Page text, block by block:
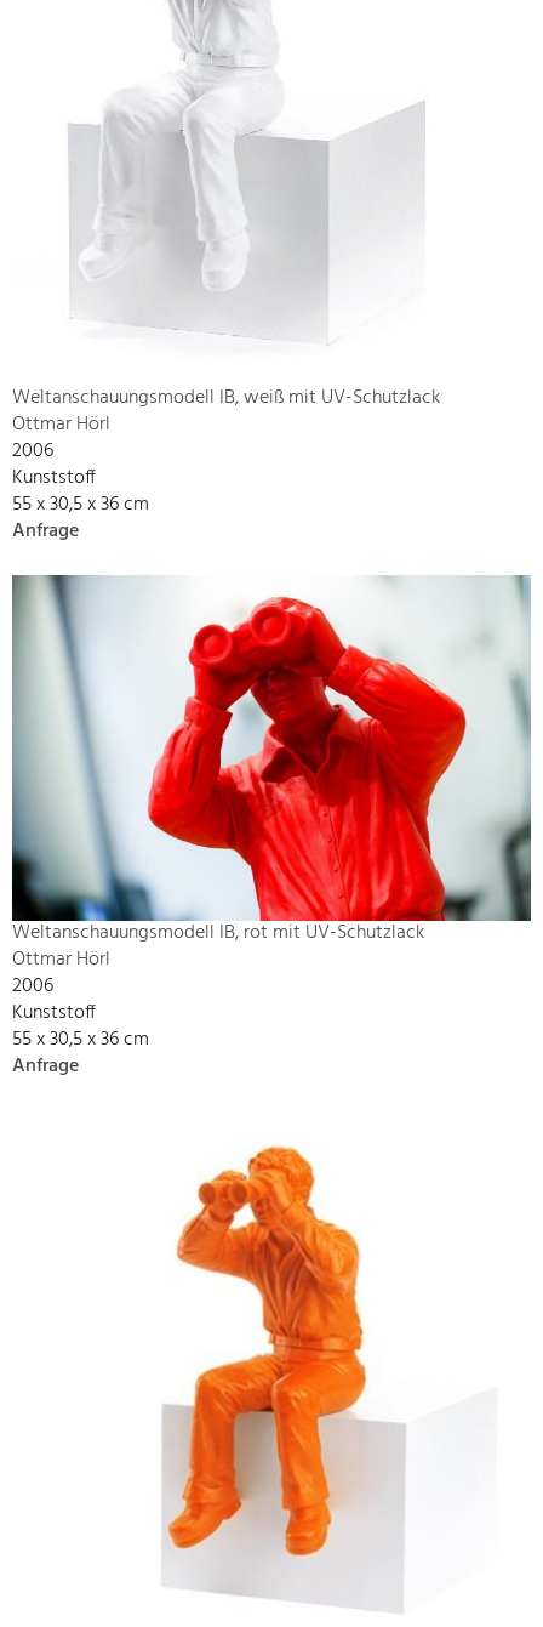
Weltanschauungsmodell IB, weiß mit UV-Schutzlack
Ottmar Hörl
2006
Kunststoff
55 x 30,5 x 36 cm
Anfrage
Weltanschauungsmodell IB, rot mit UV-Schutzlack
Ottmar Hörl
2006
Kunststoff
55 x 30,5 x 36 cm
Anfrage